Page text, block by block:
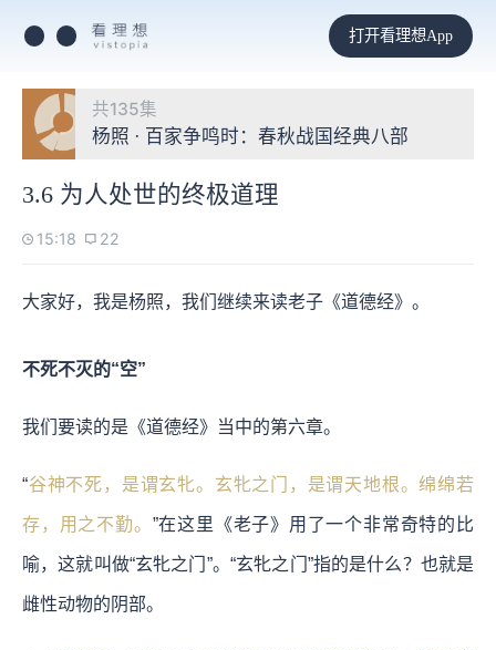
打开看理想App
共135集
杨照 · 百家争鸣时：春秋战国经典八部
3.6 为人处世的终极道理
15:18 22
大家好，我是杨照，我们继续来读老子《道德经》。
不死不灭的“空”
我们要读的是《道德经》当中的第六章。
“谷神不死，是谓玄牝。玄牝之门，是谓天地根。绵绵若
存，用之不勤。 ”在这里《老子》用了一个非常奇特的比
喻，这就叫做“玄牝之门”。“玄牝之门”指的是什么？也就是
雌性动物的阴部。